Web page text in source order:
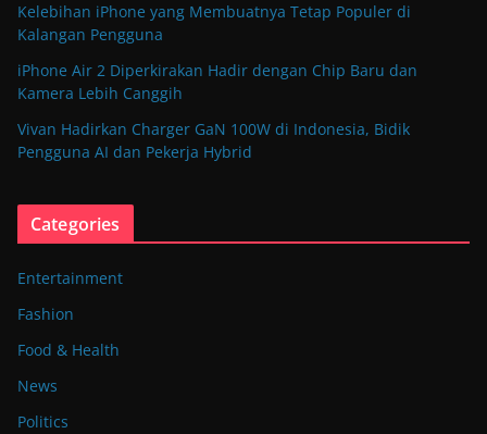
Kelebihan iPhone yang Membuatnya Tetap Populer di
Kalangan Pengguna
iPhone Air 2 Diperkirakan Hadir dengan Chip Baru dan
Kamera Lebih Canggih
Vivan Hadirkan Charger GaN 100W di Indonesia, Bidik
Pengguna AI dan Pekerja Hybrid
Categories
Entertainment
Fashion
Food & Health
News
Politics